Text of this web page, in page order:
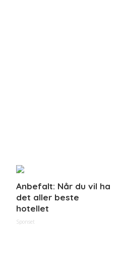
Anbefalt: Når du vil ha
det aller beste
hotellet
Sponset